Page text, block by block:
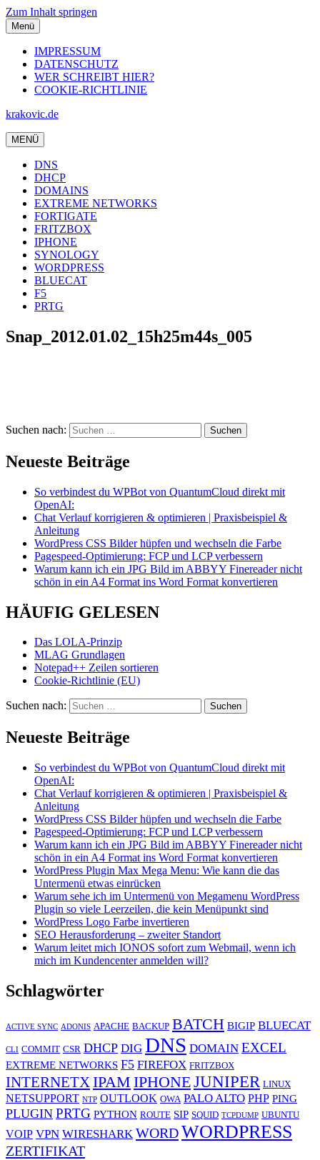
Zum Inhalt springen
Menü
IMPRESSUM
DATENSCHUTZ
WER SCHREIBT HIER?
COOKIE-RICHTLINIE
krakovic.de
MENÜ
DNS
DHCP
DOMAINS
EXTREME NETWORKS
FORTIGATE
FRITZBOX
IPHONE
SYNOLOGY
WORDPRESS
BLUECAT
F5
PRTG
Snap_2012.01.02_15h25m44s_005
Suchen nach:
Neueste Beiträge
So verbindest du WPBot von QuantumCloud direkt mit
OpenAI:
Chat Verlauf korrigieren & optimieren | Praxisbeispiel &
Anleitung
WordPress CSS Bilder hüpfen und wechseln die Farbe
Pagespeed-Optimierung: FCP und LCP verbessern
Warum kann ich ein JPG Bild im ABBYY Finereader nicht
schön in ein A4 Format ins Word Format konvertieren
HÄUFIG GELESEN
Das LOLA-Prinzip
MLAG Grundlagen
Notepad++ Zeilen sortieren
Cookie-Richtlinie (EU)
Suchen nach:
Neueste Beiträge
So verbindest du WPBot von QuantumCloud direkt mit
OpenAI:
Chat Verlauf korrigieren & optimieren | Praxisbeispiel &
Anleitung
WordPress CSS Bilder hüpfen und wechseln die Farbe
Pagespeed-Optimierung: FCP und LCP verbessern
Warum kann ich ein JPG Bild im ABBYY Finereader nicht
schön in ein A4 Format ins Word Format konvertieren
WordPress Plugin Max Mega Menu: Wie kann die das
Untermenü etwas einrücken
Warum sehe ich im Untermenü von Megamenu WordPress
Plugin so viele Leerzeilen, die kein Menüpunkt sind
WordPress Logo Farbe invertieren
SEO Herausforderung – zweiter Standort
Warum leitet mich IONOS sofort zum Webmail, wenn ich
mich im Kundencenter anmelden will?
Schlagwörter
ACTIVE SYNC ADONIS APACHE BACKUP BATCH BIGIP BLUECAT
CLI COMMIT CSR DHCP DIG DNS DOMAIN EXCEL
EXTREME NETWORKS F5 FIREFOX FRITZBOX
INTERNETXIPAM IPHONEJUNIPER LINUX
NETSUPPORT NTP OUTLOOK OWA PALO ALTO PHP PING
PLUGIN PRTG PYTHON ROUTE SIP SQUID TCPDUMP UBUNTU
VOIP VPN WIRESHARK WORDWORDPRESS
ZERTIFIKAT